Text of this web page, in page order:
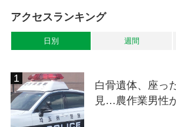
アクセスランキング
日別 週間
白骨遺体、座っ
見…農作業男性